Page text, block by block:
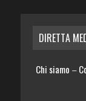
DIRETTA
Chi siamo –